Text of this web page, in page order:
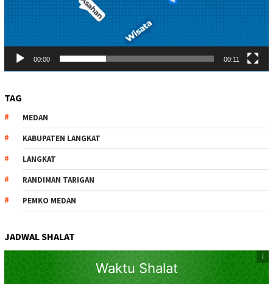
00:00 00:11
TAG
MEDAN
KABUPATEN LANGKAT
LANGKAT
RANDIMAN TARIGAN
PEMKO MEDAN
JADWAL SHALAT